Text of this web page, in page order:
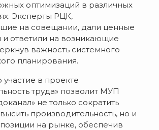
оптимизаций в различных
Эксперты РЦК,
на совещании, дали ценные
ответили на возникающие
важность системного
планирования.
участие в проекте
труда» позволит МУП
не только сократить
производительность, но и
на рынке, обеспечив